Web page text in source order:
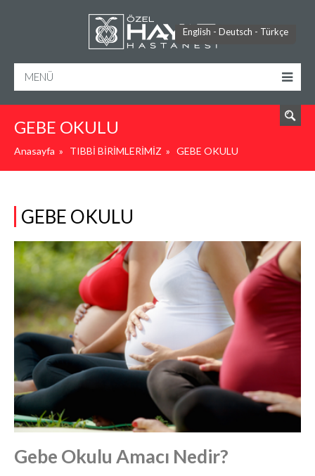
MENÜ
English -Deutsch - Türkçe
GEBE OKULU
Anasayfa » TIBBİ BİRİMLERİMİZ » GEBE OKULU
GEBE OKULU
Gebe Okulu Amacı Nedir?